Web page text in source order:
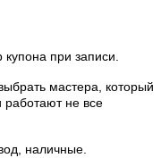
при записи.
мастера, который
работают не все
наличные.